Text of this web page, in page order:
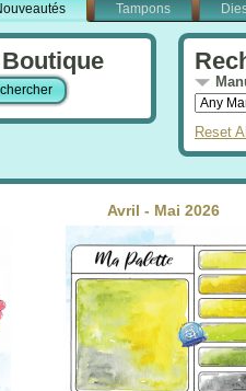
Tampons
Reset
Avril - Mai 2026